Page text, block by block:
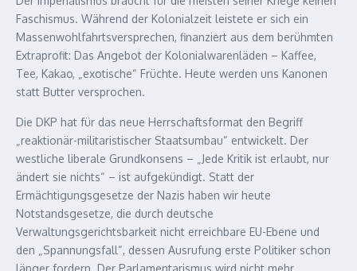
Faschismus. Während der Kolonialzeit leistete er sich ein
Massenwohlfahrtsversprechen, finanziert aus dem berühmten
Extraprofit: Das Angebot der Kolonialwarenläden – Kaffee,
Tee, Kakao, „exotische“ Früchte. Heute werden uns Kanonen
statt Butter versprochen.
Die DKP hat für das neue Herrschaftsformat den Begriff
„reaktionär-militaristischer Staatsumbau“ entwickelt. Der
westliche liberale Grundkonsens – „Jede Kritik ist erlaubt, nur
ändert sie nichts“ – ist aufgekündigt. Statt der
Ermächtigungsgesetze der Nazis haben wir heute
Notstandsgesetze, die durch deutsche
Verwaltungsgerichtsbarkeit nicht erreichbare EU-Ebene und
den „Spannungsfall“, dessen Ausrufung erste Politiker schon